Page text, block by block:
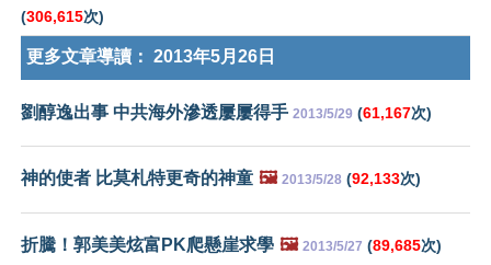
(306,615次)
更多文章導讀： 2013年5月26日
劉醇逸出事 中共海外滲透屢屢得手 2013/5/29 (61,167次)
神的使者 比莫札特更奇的神童 🖼️ 2013/5/28 (92,133次)
折騰！郭美美炫富PK爬懸崖求學 🖼️ 2013/5/27 (89,685次)